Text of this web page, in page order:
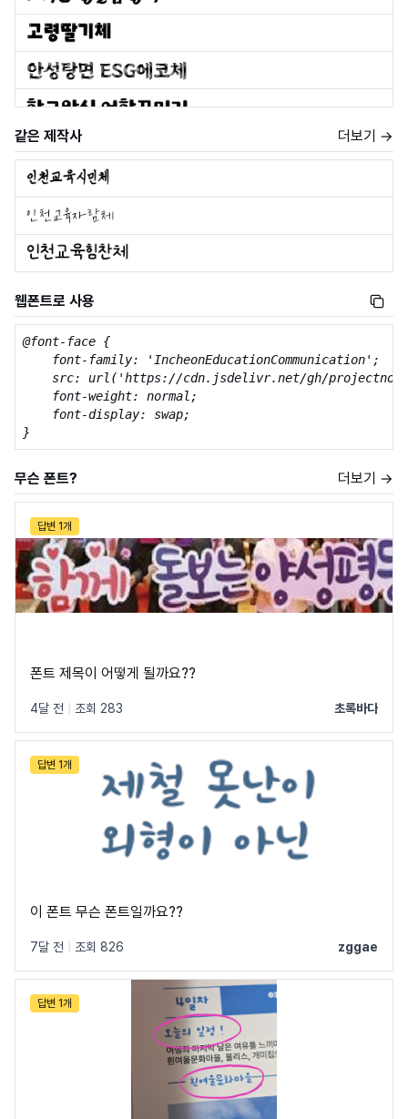
같은 제작사 더보기 →
웹폰트로 사용
@font-face {
    font-family: 'IncheonEducationCommunication';
src: url('https://cdn.jsdelivr.net/gh/
    font-weight: normal;
    font-display: swap;
}
무슨 폰트? 더보기 →
답변 1개
폰트 제목이 어떻게 될까요??
4달 전 조회 283 초록바다
답변 1개
이 폰트 무슨 폰트일까요??
7달 전 조회 826 zggae
답변 1개